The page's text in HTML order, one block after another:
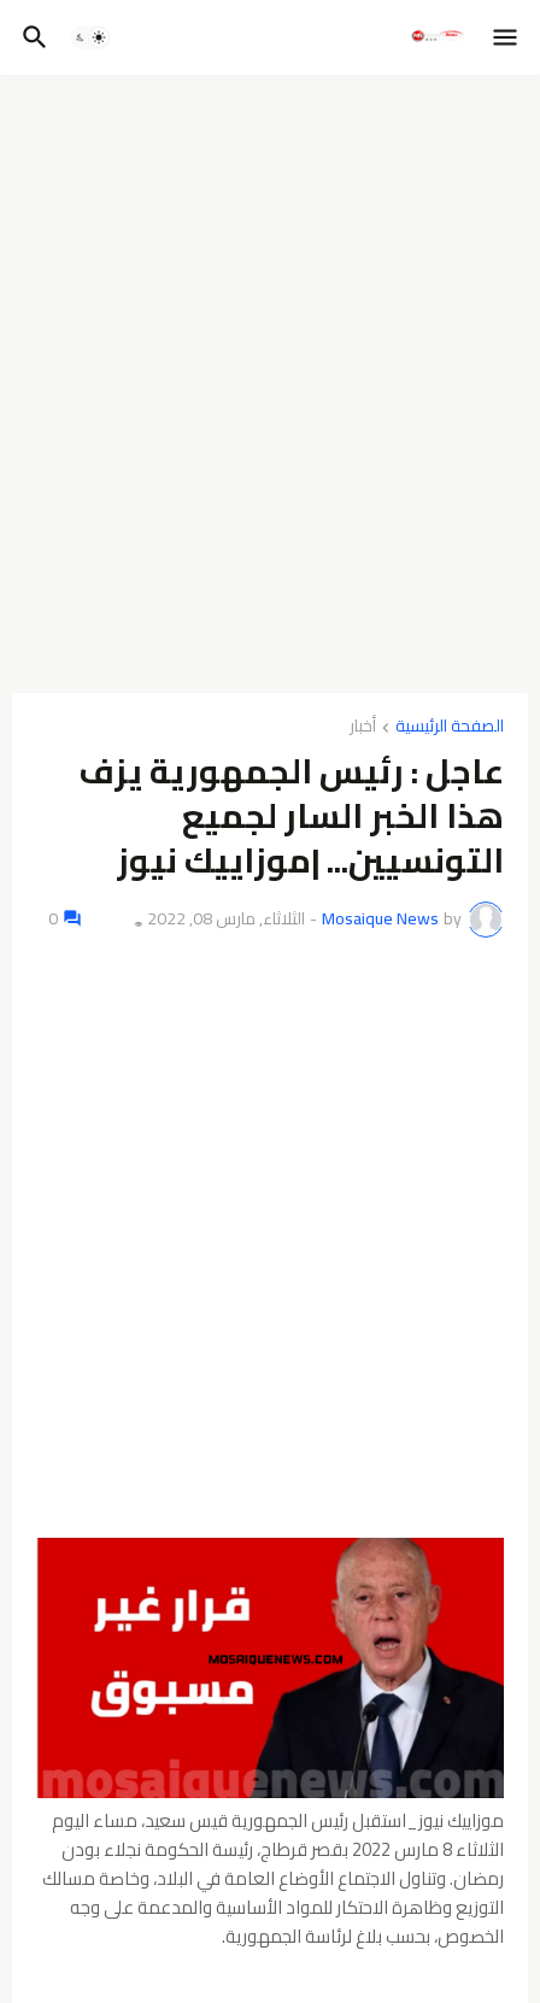
الصفحة الرئيسية أخبار
عاجل : رئيس الجمهورية يزف
هذا الخبر السار لجميع
التونسيين... |موزاييك نيوز
by
Mosaique News
- الثلاثاء, مارس 08, 2022 👁️
0
موزاييك نيوز_استقبل رئيس الجمهورية قيس سعيد، مساء اليوم
الثلاثاء 8 مارس 2022 بقصر قرطاج، رئيسة الحكومة نجلاء بودن
رمضان. وتناول الاجتماع الأوضاع العامة في البلاد، وخاصة مسالك
التوزيع وظاهرة الاحتكار للمواد الأساسية والمدعمة على وجه
الخصوص، بحسب بلاغ لرئاسة الجمهورية.